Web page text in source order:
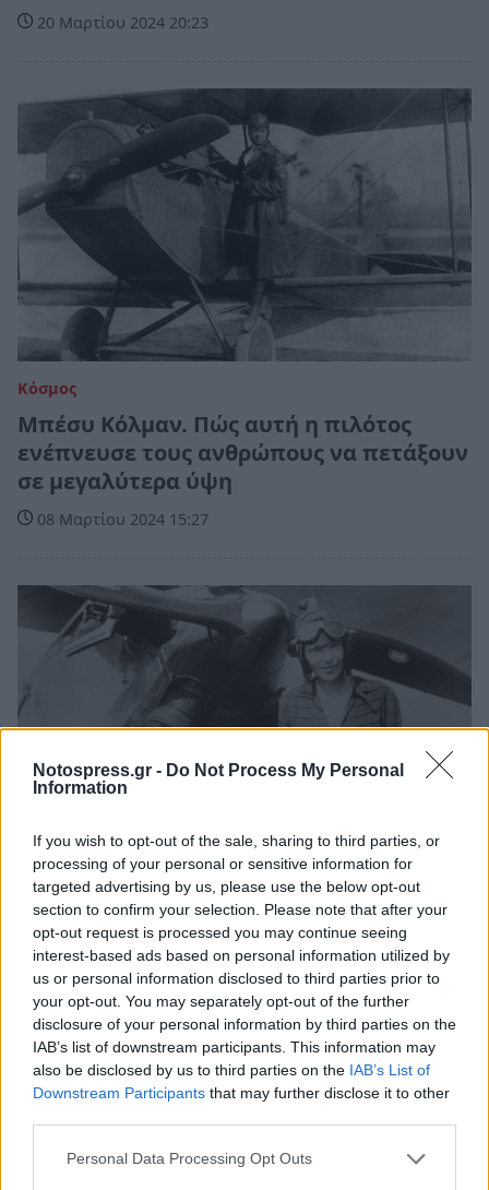
Notospress.gr - Do Not Process My Personal
Information
If you wish to opt-out of the sale, sharing to third parties, or
processing of your personal or sensitive information for
targeted advertising by us, please use the below opt-out
section to confirm your selection. Please note that after your
opt-out request is processed you may continue seeing
interest-based ads based on personal information utilized by
us or personal information disclosed to third parties prior to
your opt-out. You may separately opt-out of the further
disclosure of your personal information by third parties on the
IAB’s list of downstream participants. This information may
also be disclosed by us to third parties on the IAB’s List of
Downstream Participants that may further disclose it to other
Personal Data Processing Opt Outs
20 Μαρτίου 2024 20:23
Κόσμος
Μπέσυ Κόλμαν. Πώς αυτή η πιλότος
ενέπνευσε τους ανθρώπους να πετάξουν
σε μεγαλύτερα ύψη
08 Μαρτίου 2024 15:27
Κόσμος
Σαν σήμερα κηρύχθηκε νεκρή έπειτα από
μήνες αγνοούμενη, η Αμέλια Έρχαρτ
05 Ιανουαρίου 2024 08:30